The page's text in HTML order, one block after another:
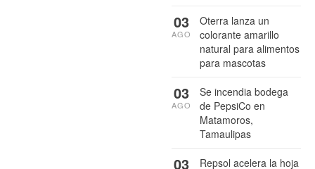
Oterra lanza un
colorante amarillo
natural para alimentos
para mascotas
03
AGO
Se incendia bodega
de PepsiCo en
Matamoros,
Tamaulipas
03
AGO
Repsol acelera la hoja
03